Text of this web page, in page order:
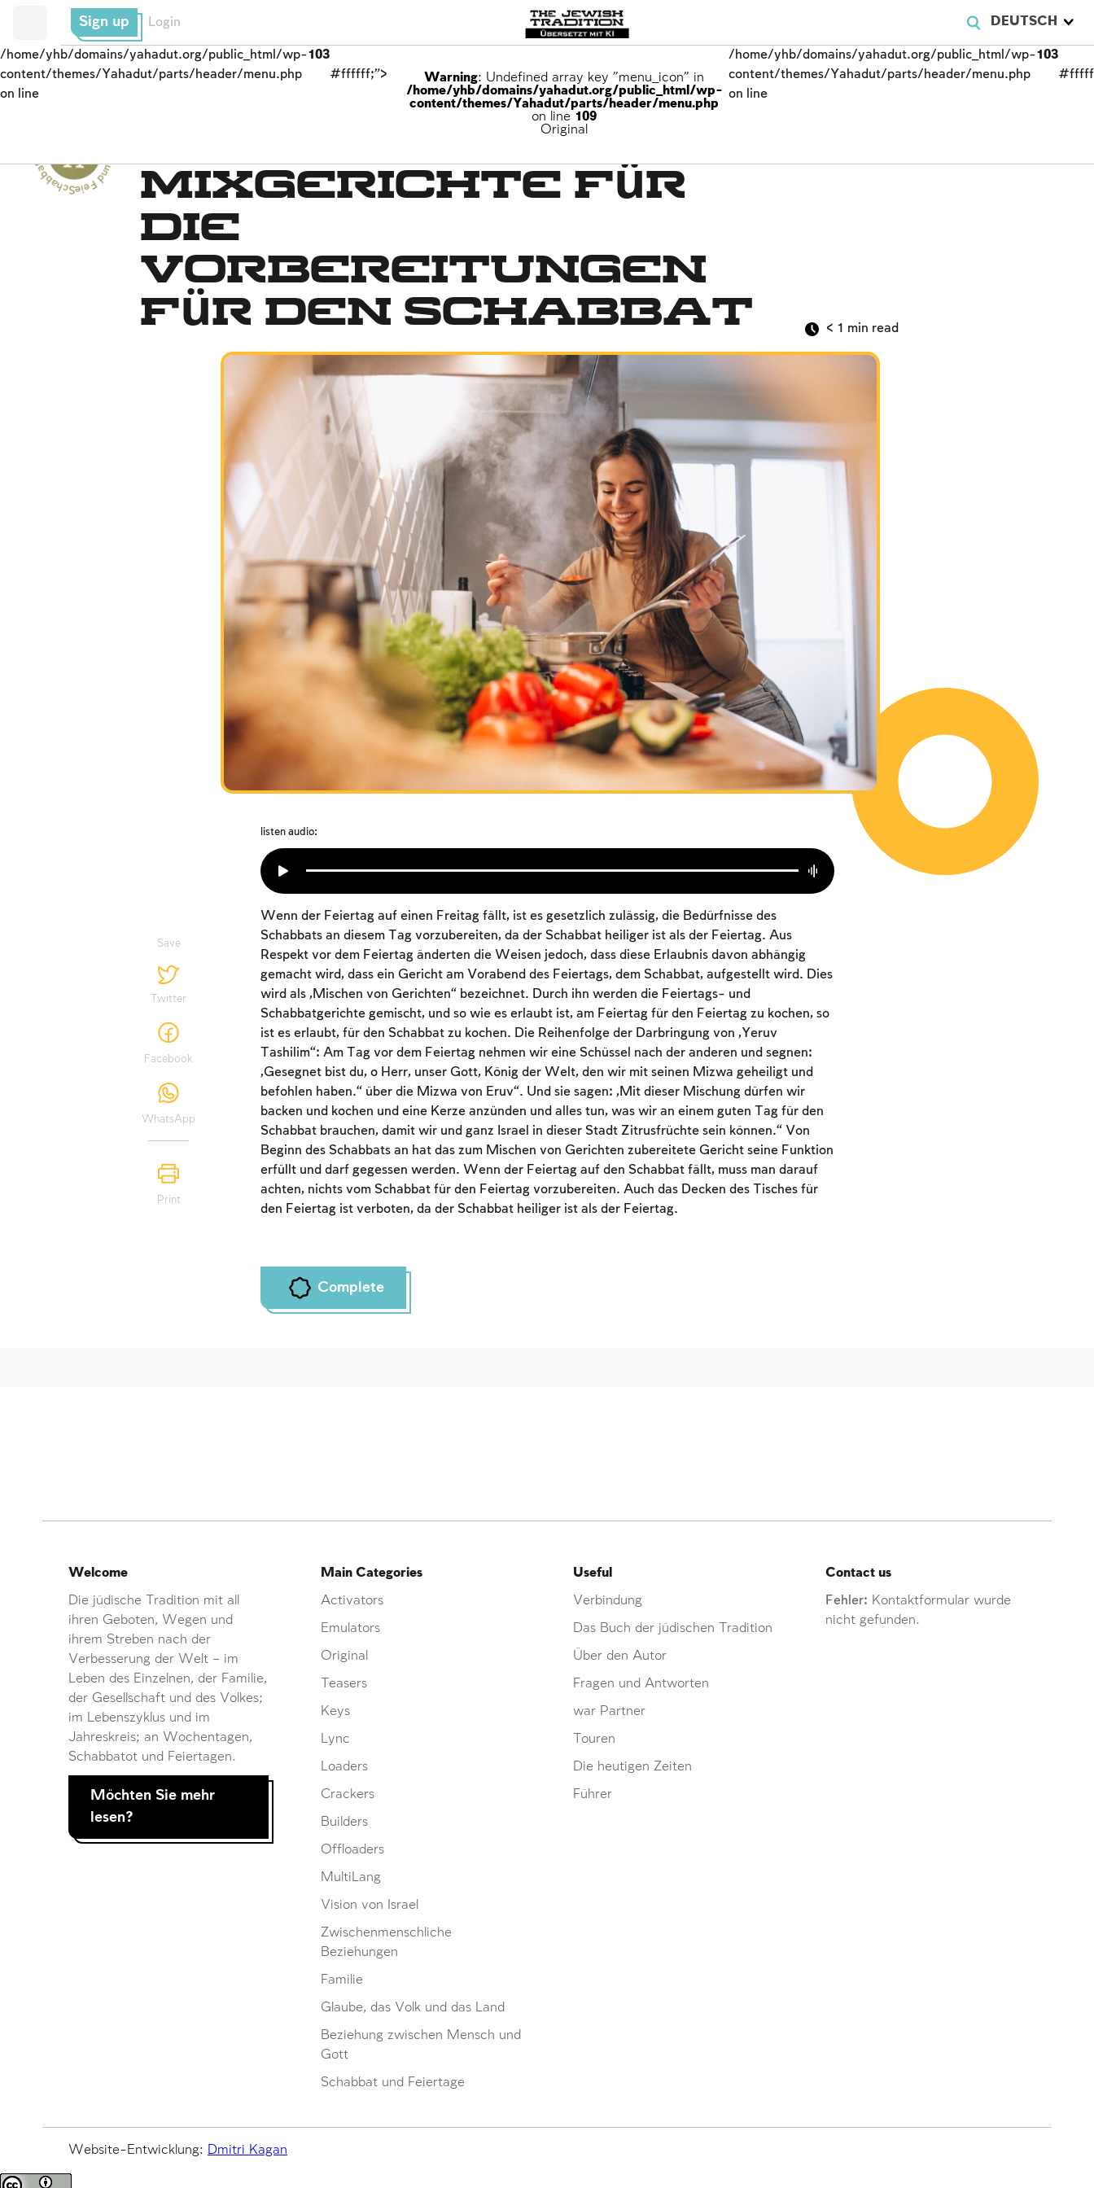
DEUTSCH
Sign up Login
/home/yhb/domains/yahadut.org/public_html/wp-
content/themes/Yahadut/parts/header/menu.php
on line
103
#ffffff;">
Warning: Undefined array key "menu_icon" in
/home/yhb/domains/yahadut.org/public_html/wp-
content/themes/Yahadut/parts/header/menu.php
on line 109
Original
/home/yhb/domains/yahadut.org/public_html/wp-
content/themes/Yahadut/parts/header/menu.php
on line
103
Schabbat und Feiertage - Schabbat und Feiertage -- Mixgerichte für
die
Vorbereitungen
für den Schabbat
< 1 min read
listen audio:
Save
Twitter
Facebook
WhatsApp
Print
Wenn der Feiertag auf einen Freitag fällt, ist es gesetzlich zulässig, die Bedürfnisse des
Schabbats an diesem Tag vorzubereiten, da der Schabbat heiliger ist als der Feiertag. Aus
Respekt vor dem Feiertag änderten die Weisen jedoch, dass diese Erlaubnis davon abhängig
gemacht wird, dass ein Gericht am Vorabend des Feiertags, dem Schabbat, aufgestellt wird. Dies
wird als „Mischen von Gerichten“ bezeichnet. Durch ihn werden die Feiertags- und
Schabbatgerichte gemischt, und so wie es erlaubt ist, am Feiertag für den Feiertag zu kochen, so
ist es erlaubt, für den Schabbat zu kochen. Die Reihenfolge der Darbringung von „Yeruv
Tashilim“: Am Tag vor dem Feiertag nehmen wir eine Schüssel nach der anderen und segnen:
„Gesegnet bist du, o Herr, unser Gott, König der Welt, den wir mit seinen Mizwa geheiligt und
befohlen haben.“ über die Mizwa von Eruv“. Und sie sagen: „Mit dieser Mischung dürfen wir
backen und kochen und eine Kerze anzünden und alles tun, was wir an einem guten Tag für den
Schabbat brauchen, damit wir und ganz Israel in dieser Stadt Zitrusfrüchte sein können.“ Von
Beginn des Schabbats an hat das zum Mischen von Gerichten zubereitete Gericht seine Funktion
erfüllt und darf gegessen werden. Wenn der Feiertag auf den Schabbat fällt, muss man darauf
achten, nichts vom Schabbat für den Feiertag vorzubereiten. Auch das Decken des Tisches für
den Feiertag ist verboten, da der Schabbat heiliger ist als der Feiertag.
Complete
Account required
To mark concepts as learned, you'll need to create
an account or log in.
Sign up Login
Contact us
Fehler: Kontaktformular wurde
nicht gefunden.
Useful
Verbindung
Das Buch der jüdischen Tradition
Über den Autor
Fragen und Antworten
war Partner
Touren
Die heutigen Zeiten
Führer
Main Categories
Activators
Emulators
Original
Teasers
Keys
Lync
Loaders
Crackers
Builders
Offloaders
MultiLang
Vision von Israel
Zwischenmenschliche
Beziehungen
Familie
Glaube, das Volk und das Land
Beziehung zwischen Mensch und
Gott
Schabbat und Feiertage
Welcome
Die jüdische Tradition mit all
ihren Geboten, Wegen und
ihrem Streben nach der
Verbesserung der Welt – im
Leben des Einzelnen, der Familie,
der Gesellschaft und des Volkes;
im Lebenszyklus und im
Jahreskreis; an Wochentagen,
Schabbatot und Feiertagen.
Möchten Sie mehr
lesen?
Website-Entwicklung: Dmitri Kagan